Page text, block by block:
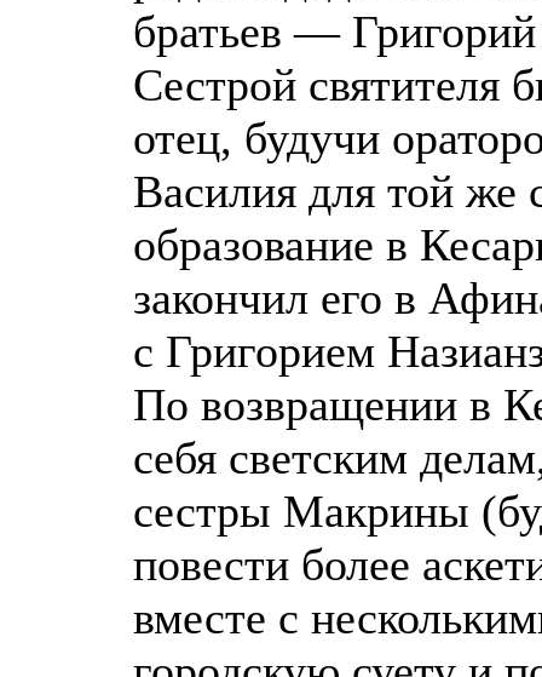
братьев —
Сестрой святителя
отец, будучи
Василия для той же
образование в
закончил его в
с Григорием
По возвращении в
себя светским
сестры Макрины
повести более
вместе с